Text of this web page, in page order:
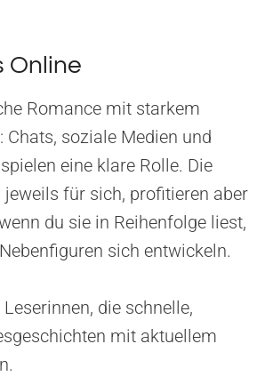
Online
Romance mit starkem
Chats, soziale Medien und
eine klare Rolle. Die
jeweils für sich, profitieren aber
du sie in Reihenfolge liest,
sich entwickeln.
Leserinnen, die schnelle,
mit aktuellem